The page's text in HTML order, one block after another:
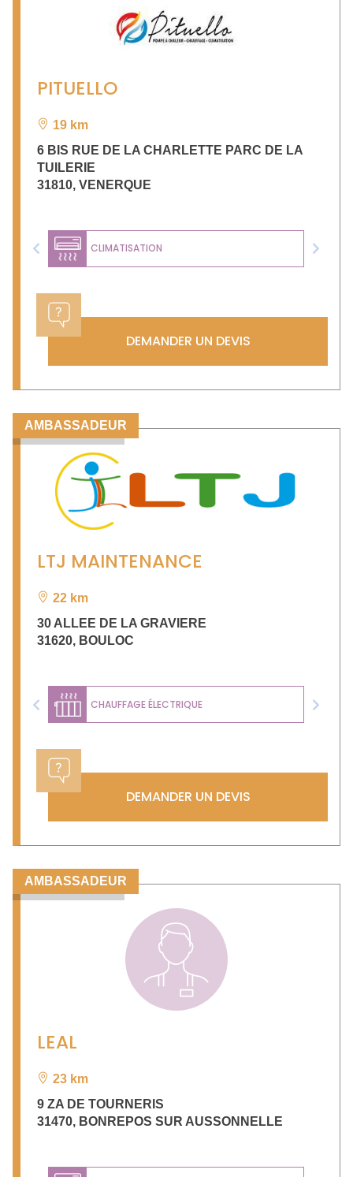
PITUELLO
19 km
6 BIS RUE DE LA CHARLETTE PARC DE LA
TUILERIE
31810, VENERQUE
CLIMATISATION
Previous Next
DEMANDER UN DEVIS
AMBASSADEUR
LTJ MAINTENANCE
22 km
30 ALLEE DE LA GRAVIERE
31620, BOULOC
CHAUFFAGE ÉLECTRIQUE
Previous Next
DEMANDER UN DEVIS
AMBASSADEUR
LEAL
23 km
9 ZA DE TOURNERIS
31470, BONREPOS SUR AUSSONNELLE